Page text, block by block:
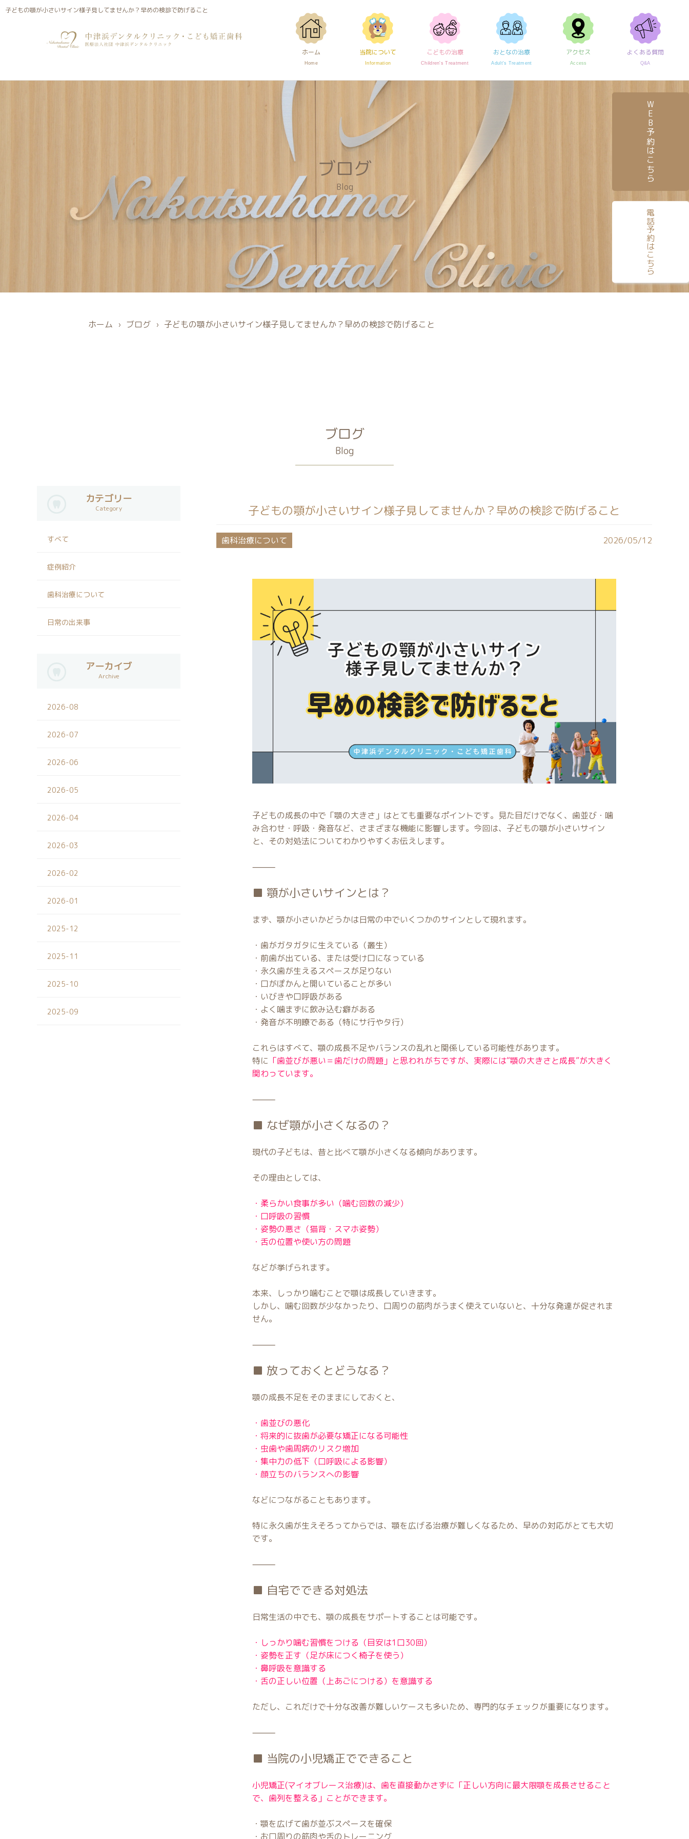
子どもの顎が小さいサイン様子見してませんか？早めの検診で防げること
子どもの顎が小さいサイン様子見してませんか？早めの検診で防げること
ホーム
Home
当院について
Information
こどもの治療
Children's Treatment
おとなの治療
Adult's Treatment
アクセス
Access
よくある質問
Q&A
WEB予約はこちら
電話予約はこちら
ブログ
Blog
ホーム › ブログ › 子どもの顎が小さいサイン様子見してませんか？早めの検診で防げること
ブログ
Blog
子どもの顎が小さいサイン様子見してませんか？早めの検診で防げること
歯科治療について 2026/05/12
子どもの成長の中で「顎の大きさ」はとても重要なポイントです。見た目だけでなく、歯並び・噛
み合わせ・呼吸・発音など、さまざまな機能に影響します。今回は、子どもの顎が小さいサイン
と、その対処法についてわかりやすくお伝えします。
⸻
■ 顎が小さいサインとは？
まず、顎が小さいかどうかは日常の中でいくつかのサインとして現れます。
・歯がガタガタに生えている（叢生）
・前歯が出ている、または受け口になっている
・永久歯が生えるスペースが足りない
・口がぽかんと開いていることが多い
・いびきや口呼吸がある
・よく噛まずに飲み込む癖がある
・発音が不明瞭である（特にサ行やタ行）
これらはすべて、顎の成長不足やバランスの乱れと関係している可能性があります。
特に 「歯並びが悪い＝歯だけの問題」と思われがちですが、実際には“顎の大きさと成長”が大きく
関わっています。
⸻
■ なぜ顎が小さくなるの？
現代の子どもは、昔と比べて顎が小さくなる傾向があります。
その理由としては、
・柔らかい食事が多い（噛む回数の減少）
・口呼吸の習慣
・姿勢の悪さ（猫背・スマホ姿勢）
・舌の位置や使い方の問題
などが挙げられます。
本来、しっかり噛むことで顎は成長していきます。
しかし、噛む回数が少なかったり、口周りの筋肉がうまく使えていないと、十分な発達が促されま
せん。
⸻
■ 放っておくとどうなる？
顎の成長不足をそのままにしておくと、
・歯並びの悪化
・将来的に抜歯が必要な矯正になる可能性
・虫歯や歯周病のリスク増加
・集中力の低下（口呼吸による影響）
・顔立ちのバランスへの影響
などにつながることもあります。
特に永久歯が生えそろってからでは、顎を広げる治療が難しくなるため、早めの対応がとても大切
です。
⸻
■ 自宅でできる対処法
日常生活の中でも、顎の成長をサポートすることは可能です。
・しっかり噛む習慣をつける（目安は1口30回）
・姿勢を正す（足が床につく椅子を使う）
・鼻呼吸を意識する
・舌の正しい位置（上あごにつける）を意識する
ただし、これだけで十分な改善が難しいケースも多いため、専門的なチェックが重要になります。
⸻
■ 当院の小児矯正でできること
小児矯正(マイオブレース治療)は、歯を直接動かさずに「正しい方向に最大限顎を成長させること
で、歯列を整える」ことができます。
・顎を広げて歯が並ぶスペースを確保
・お口周りの筋肉や舌のトレーニング
カテゴリー
Category
すべて
症例紹介
歯科治療について
日常の出来事
アーカイブ
Archive
2026-08
2026-07
2026-06
2026-05
2026-04
2026-03
2026-02
2026-01
2025-12
2025-11
2025-10
2025-09